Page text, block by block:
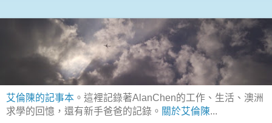
艾倫陳的記事本 。這裡記錄著AlanChen的工作、生活、澳洲
求學的回憶，還有新手爸爸的記錄。 關於艾倫陳...